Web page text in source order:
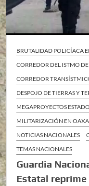
BRUTALIDAD POLICÍACA
CORREDOR DEL ISTMO
CORREDOR
DESPOJO DE TIERRAS Y
MEGAPROYECTOS
MILITARIZACIÓN EN
NOTICIAS NACIONALES
TEMAS NACIONALES
Guardia
Estatal reprime